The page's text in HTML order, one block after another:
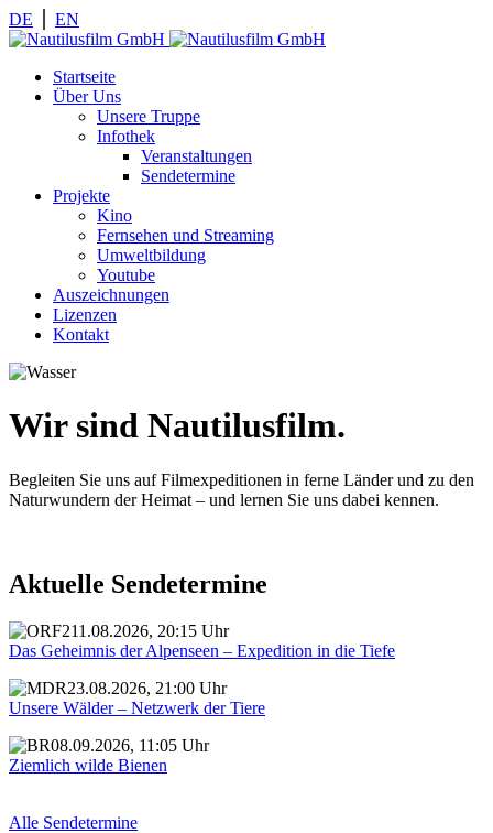
DE EN
Startseite
Über Uns
Unsere Truppe
Infothek
Veranstaltungen
Sendetermine
Projekte
Kino
Fernsehen und Streaming
Umweltbildung
Youtube
Auszeichnungen
Lizenzen
Kontakt
Wir sind Nautilusfilm.
Begleiten Sie uns auf Filmexpeditionen in ferne Länder und zu den
Naturwundern der Heimat – und lernen Sie uns dabei kennen.
Aktuelle Sendetermine
11.08.2026, 20:15 Uhr
Das Geheimnis der Alpenseen – Expedition in die Tiefe
23.08.2026, 21:00 Uhr
Unsere Wälder – Netzwerk der Tiere
08.09.2026, 11:05 Uhr
Ziemlich wilde Bienen
Alle Sendetermine